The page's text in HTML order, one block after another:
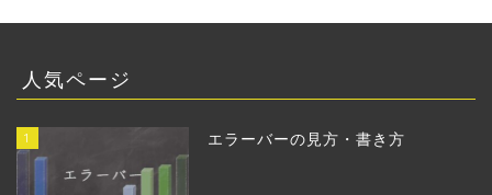
人気ページ
1 エラーバーの見方・書き方